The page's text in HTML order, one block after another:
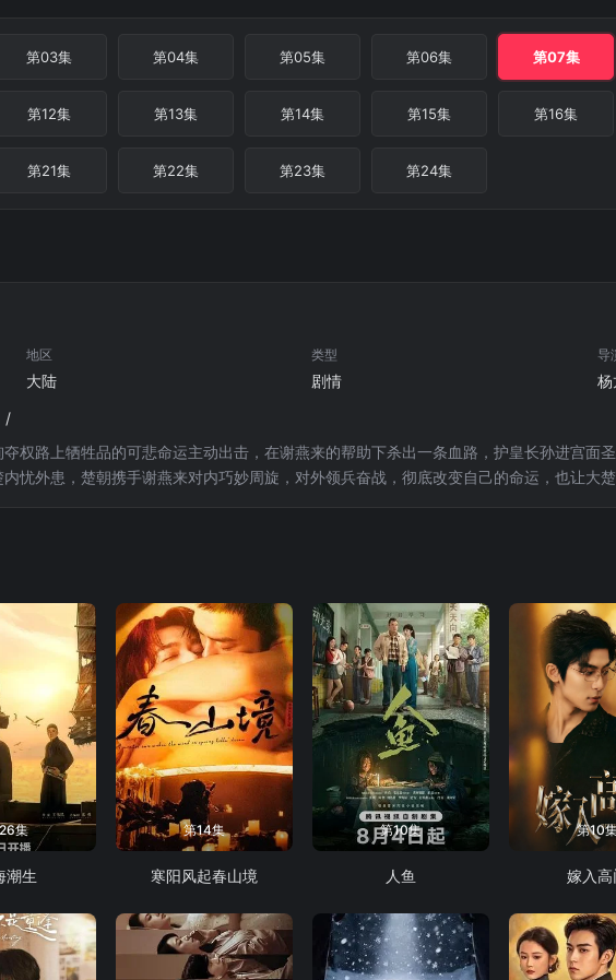
第03集 第04集 第05集 第06集 第07集
第12集 第13集 第14集 第15集 第16集
第21集 第22集 第23集 第24集
地区
大陆
类型
剧情
导
杨
/
权路上牺牲品的可悲命运主动出击，在谢燕来的帮助下杀出一条血路，护皇长孙进宫面
忧外患，楚朝携手谢燕来对内巧妙周旋，对外领兵奋战，彻底改变自己的命运，也让大
集
潮生
第14集
寒阳风起春山境
第10集
人鱼
第10
嫁入高